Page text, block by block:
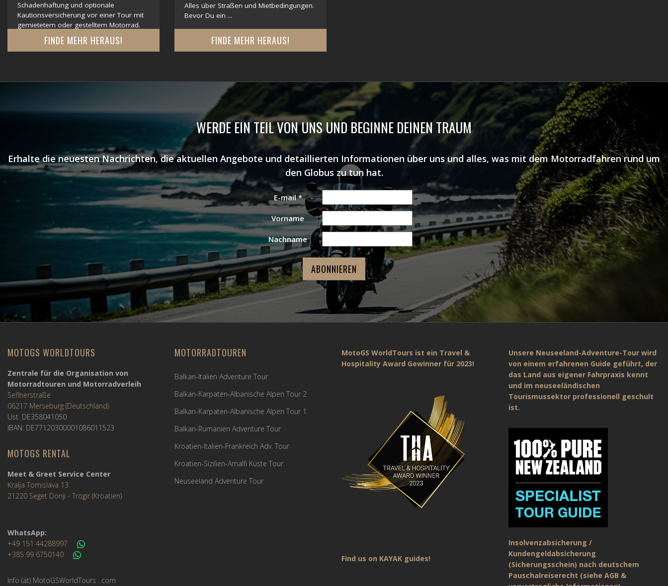
Schadenhaftung und optionale
Kautionsversicherung vor einer Tour mit
gemietetem oder gestelltem Motorrad.
FINDE MEHR HERAUS!
Alles über Straßen und Mietbedingungen.
Bevor Du ein ...
FINDE MEHR HERAUS!
WERDE EIN TEIL VON UNS UND BEGINNE DEINEN TRAUM
Erhalte die neuesten Nachrichten, die aktuellen Angebote und detaillierten Informationen über uns und alles, was mit dem Motorradfahren rund um
den Globus zu tun hat.
E-mail*
Vorname
Nachname
MOTOGS WORLDTOURS
Zentrale für die Organisation von
Motorradtouren und Motorradverleih
Seffnerstraße
06217 Merseburg (Deutschland)
Ust. DE358041050
IBAN: DE77120300001086011523
MOTOGS RENTAL
Meet & Greet Service Center
Kralja Tomislava 13
21220 Seget Donji - Trogir (Kroatien)
WhatsApp:
+49 151 44288997
+385 99 6750140
Info (ät) MotoGSWorldTours . com
MOTORRADTOUREN
Balkan-Italien Adventure Tour
Balkan-Karpaten-Albanische Alpen Tour 2
Balkan-Karpaten-Albanische Alpen Tour 1
Balkan-Rumänien Adventure Tour
Kroatien-Italien-Frankreich Adv. Tour
Kroatien-Sizilien-Amalfi Küste Tour
Neuseeland Adventure Tour
MotoGS WorldTours ist ein Travel &
Hospitality Award Gewinner für 2023!
Find us on KAYAK guides!
Unsere Neuseeland-Adventure-Tour wird
von einem erfahrenen Guide geführt, der
das Land aus eigener Fahrpraxis kennt
und im neuseeländischen
Tourismussektor professionell geschult
ist.
Insolvenzabsicherung /
Kundengeldabsicherung
(Sicherungsschein) nach deutschem
Pauschalreiserecht (siehe AGB &